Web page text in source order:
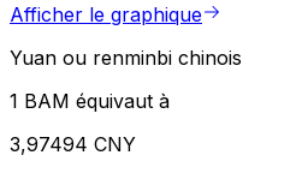
Afficher le graphique
Yuan ou renminbi chinois
1 BAM équivaut à
3,97494 CNY